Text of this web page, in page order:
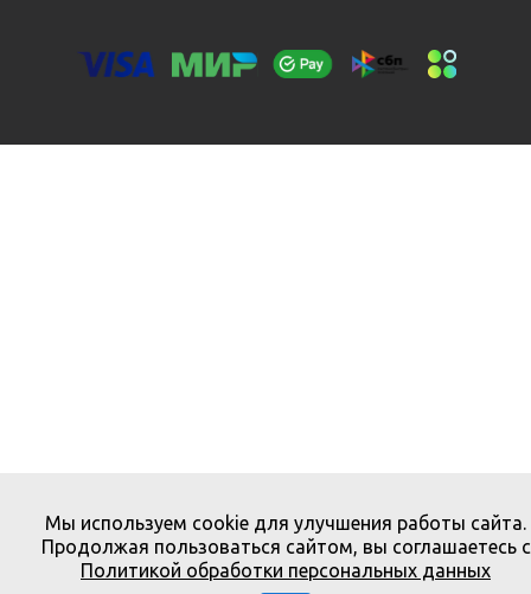
Мы используем cookie для улучшения работы сайта.
Продолжая пользоваться сайтом, вы соглашаетесь с
Политикой обработки персональных данных